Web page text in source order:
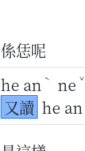
係恁呢
he an ˋ ne ˇ
又讀 he an